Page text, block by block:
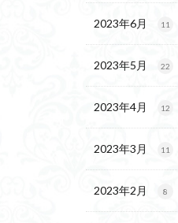
2023年6月 11
2023年5月 22
2023年4月 12
2023年3月 11
2023年2月 8